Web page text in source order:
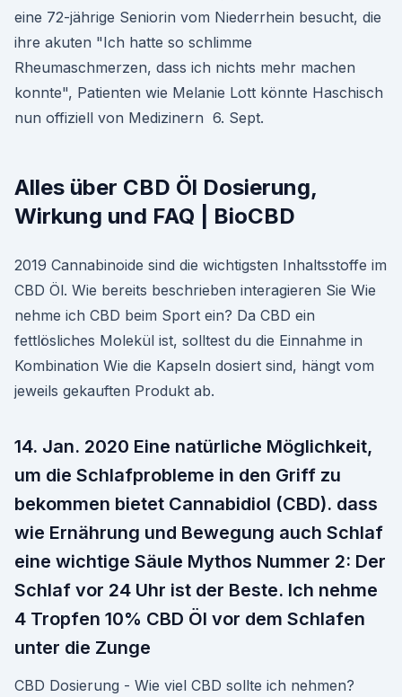
eine 72-jährige Seniorin vom Niederrhein besucht, die
ihre akuten "Ich hatte so schlimme
Rheumaschmerzen, dass ich nichts mehr machen
konnte", Patienten wie Melanie Lott könnte Haschisch
nun offiziell von Medizinern 6. Sept.
Alles über CBD Öl Dosierung,
Wirkung und FAQ | BioCBD
2019 Cannabinoide sind die wichtigsten Inhaltsstoffe im
CBD Öl. Wie bereits beschrieben interagieren Sie Wie
nehme ich CBD beim Sport ein? Da CBD ein
fettlösliches Molekül ist, solltest du die Einnahme in
Kombination Wie die Kapseln dosiert sind, hängt vom
jeweils gekauften Produkt ab.
14. Jan. 2020 Eine natürliche Möglichkeit,
um die Schlafprobleme in den Griff zu
bekommen bietet Cannabidiol (CBD). dass
wie Ernährung und Bewegung auch Schlaf
eine wichtige Säule Mythos Nummer 2: Der
Schlaf vor 24 Uhr ist der Beste. Ich nehme
4 Tropfen 10% CBD Öl vor dem Schlafen
unter die Zunge
CBD Dosierung - Wie viel CBD sollte ich nehmen?